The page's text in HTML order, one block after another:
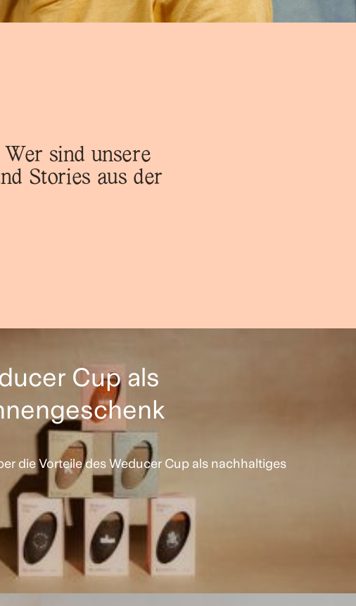
sind unsere
Stories aus der
Cup als
die Vorteile des Weducer Cup als nachhaltiges